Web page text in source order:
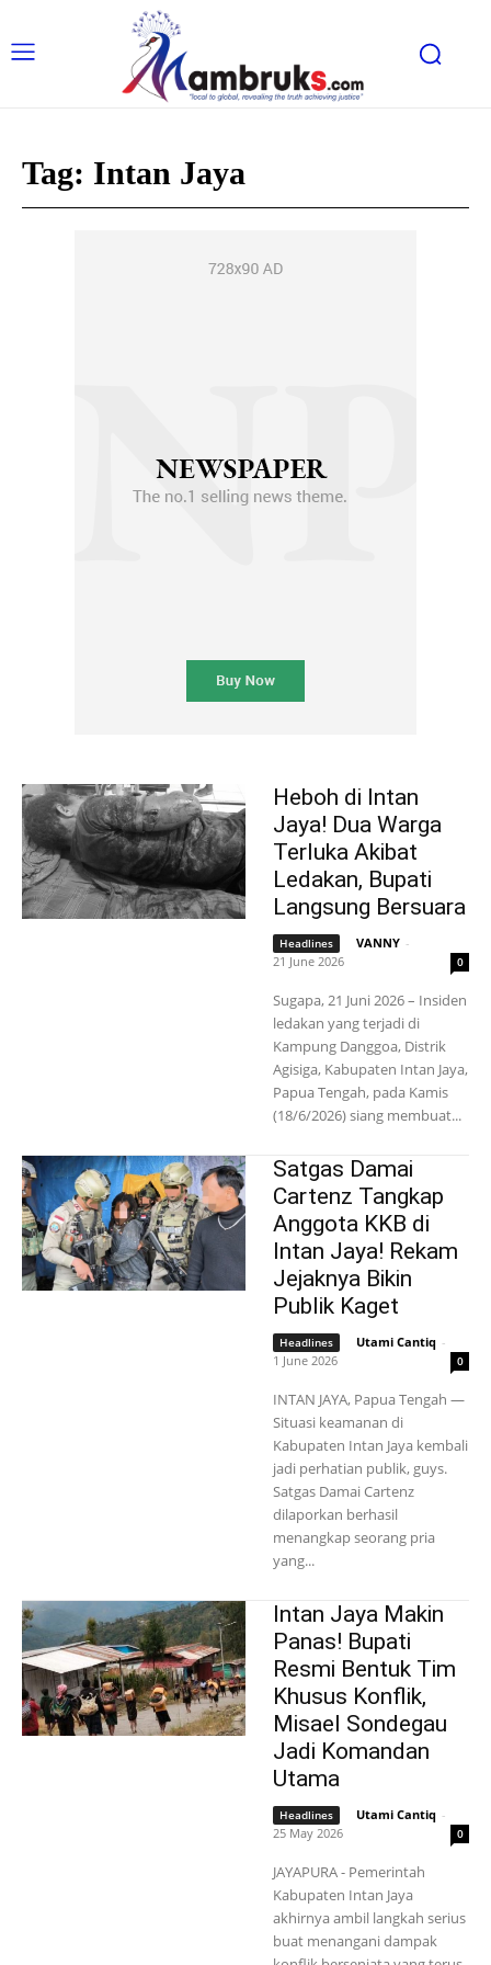
Tag: Intan Jaya
Heboh di Intan
Jaya! Dua Warga
Terluka Akibat
Ledakan, Bupati
Langsung Bersuara
Headlines VANNY -
21 June 2026
0
Sugapa, 21 Juni 2026 – Insiden
ledakan yang terjadi di
Kampung Danggoa, Distrik
Agisiga, Kabupaten Intan Jaya,
Papua Tengah, pada Kamis
(18/6/2026) siang membuat...
Satgas Damai
Cartenz Tangkap
Anggota KKB di
Intan Jaya! Rekam
Jejaknya Bikin
Publik Kaget
Headlines Utami Cantiq -
1 June 2026
0
INTAN JAYA, Papua Tengah —
Situasi keamanan di
Kabupaten Intan Jaya kembali
jadi perhatian publik, guys.
Satgas Damai Cartenz
dilaporkan berhasil
menangkap seorang pria
yang...
Intan Jaya Makin
Panas! Bupati
Resmi Bentuk Tim
Khusus Konflik,
Misael Sondegau
Jadi Komandan
Utama
Headlines Utami Cantiq -
25 May 2026
0
JAYAPURA - Pemerintah
Kabupaten Intan Jaya
akhirnya ambil langkah serius
buat menangani dampak